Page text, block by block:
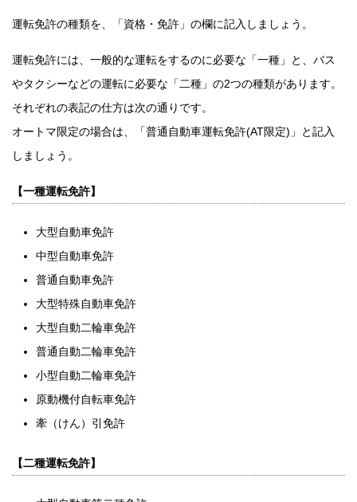
運転免許の種類を、「資格・免許」の欄に記入しましょう。
運転免許には、一般的な運転をするのに必要な「一種」と、バス
やタクシーなどの運転に必要な「二種」の2つの種類があります。
それぞれの表記の仕方は次の通りです。
オートマ限定の場合は、「普通自動車運転免許(AT限定)」と記入
しましょう。
【一種運転免許】
大型自動車免許
中型自動車免許
普通自動車免許
大型特殊自動車免許
大型自動二輪車免許
普通自動二輪車免許
小型自動二輪車免許
原動機付自転車免許
牽（けん）引免許
【二種運転免許】